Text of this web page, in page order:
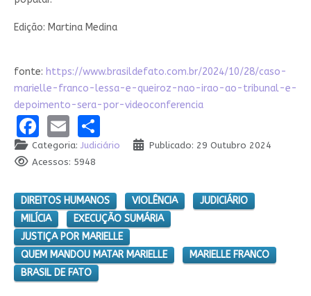
Edição: Martina Medina
fonte: https://www.brasildefato.com.br/2024/10/28/caso-
marielle-franco-lessa-e-queiroz-nao-irao-ao-tribunal-e-
depoimento-sera-por-videoconferencia
Facebook
EmailShare
Categoria: Judiciário
Publicado: 29 Outubro 2024
Acessos: 5948
DIREITOS HUMANOS VIOLÊNCIA
JUDICIÁRIO
MILÍCIA
EXECUÇÃO SUMÁRIA
JUSTIÇA POR MARIELLE
QUEM MANDOU MATAR MARIELLE
MARIELLE FRANCO
BRASIL DE FATO